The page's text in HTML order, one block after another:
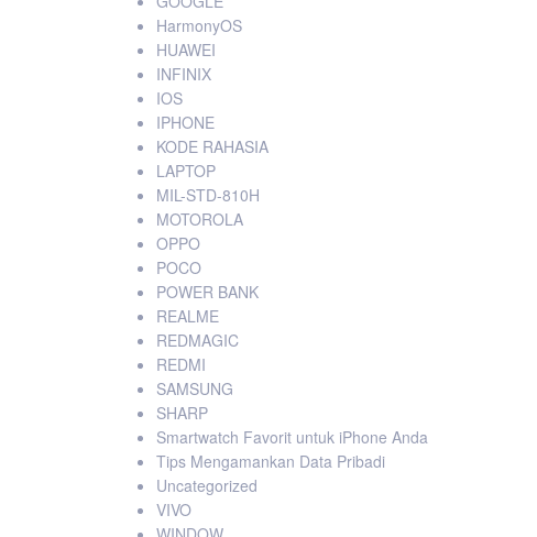
HarmonyOS
HUAWEI
INFINIX
IOS
IPHONE
KODE RAHASIA
LAPTOP
MIL-STD-810H
MOTOROLA
OPPO
POCO
POWER BANK
REALME
REDMAGIC
REDMI
SAMSUNG
SHARP
Smartwatch Favorit untuk iPhone Anda
Tips Mengamankan Data Pribadi
Uncategorized
VIVO